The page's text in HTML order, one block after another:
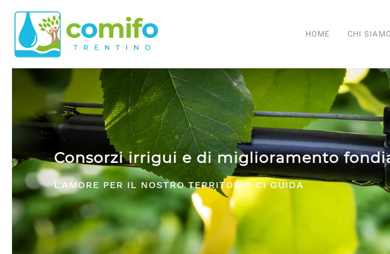
Skip to main content
HOME CHI SIAMO
Comifo Trentino
DA OLTRE 40 ANNI, RAPPRESENTANZA E SERVIZI PER